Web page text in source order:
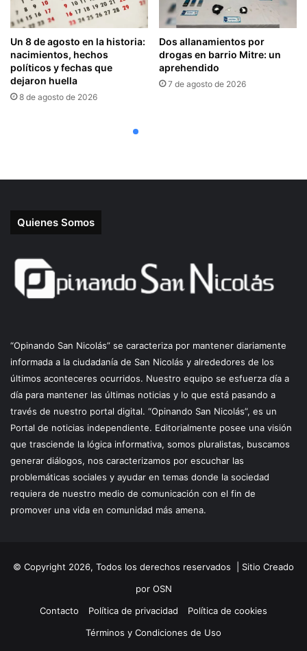
Quienes Somos
“Opinando San Nicolás” se caracteriza por mantener diariamente
informada a la ciudadanía de San Nicolás y alrededores de los
últimos aconteceres ocurridos. Nuestro equipo se esfuerza día a
día para mantener las últimas noticias y lo que está pasando a
través de nuestro portal digital. “Opinando San Nicolás”, es un
Portal de noticias independiente. Editorialmente posee una visión
que trasciende la lógica informativa, somos pluralistas, buscamos
generar diálogos, nos caracterizamos por escuchar las
problemáticas sociales y ayudar en temas donde la sociedad
requiera de nuestro medio de comunicación con el fin de
promover una vida en comunidad más amena.
© Copyright 2026, Todos los derechos reservados | Sitio Creado
por OSN
Contacto
Política de privacidad
Política de cookies
Términos y Condiciones de Uso